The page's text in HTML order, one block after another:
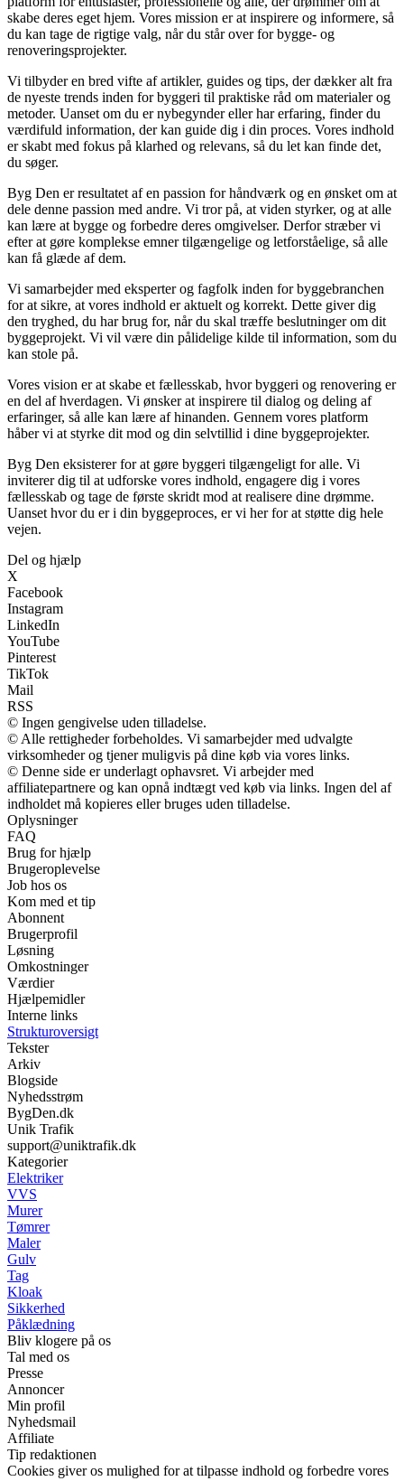
skabe deres eget hjem. Vores mission er at inspirere og informere, så
du kan tage de rigtige valg, når du står over for bygge- og
renoveringsprojekter.
Vi tilbyder en bred vifte af artikler, guides og tips, der dækker alt fra
de nyeste trends inden for byggeri til praktiske råd om materialer og
metoder. Uanset om du er nybegynder eller har erfaring, finder du
værdifuld information, der kan guide dig i din proces. Vores indhold
er skabt med fokus på klarhed og relevans, så du let kan finde det,
du søger.
Byg Den er resultatet af en passion for håndværk og en ønsket om at
dele denne passion med andre. Vi tror på, at viden styrker, og at alle
kan lære at bygge og forbedre deres omgivelser. Derfor stræber vi
efter at gøre komplekse emner tilgængelige og letforståelige, så alle
kan få glæde af dem.
Vi samarbejder med eksperter og fagfolk inden for byggebranchen
for at sikre, at vores indhold er aktuelt og korrekt. Dette giver dig
den tryghed, du har brug for, når du skal træffe beslutninger om dit
byggeprojekt. Vi vil være din pålidelige kilde til information, som du
kan stole på.
Vores vision er at skabe et fællesskab, hvor byggeri og renovering er
en del af hverdagen. Vi ønsker at inspirere til dialog og deling af
erfaringer, så alle kan lære af hinanden. Gennem vores platform
håber vi at styrke dit mod og din selvtillid i dine byggeprojekter.
Byg Den eksisterer for at gøre byggeri tilgængeligt for alle. Vi
inviterer dig til at udforske vores indhold, engagere dig i vores
fællesskab og tage de første skridt mod at realisere dine drømme.
Uanset hvor du er i din byggeproces, er vi her for at støtte dig hele
vejen.
Del og hjælp
X
Facebook
Instagram
LinkedIn
YouTube
Pinterest
TikTok
Mail
RSS
© Ingen gengivelse uden tilladelse.
© Alle rettigheder forbeholdes. Vi samarbejder med udvalgte
virksomheder og tjener muligvis på dine køb via vores links.
© Denne side er underlagt ophavsret. Vi arbejder med
affiliatepartnere og kan opnå indtægt ved køb via links. Ingen del af
indholdet må kopieres eller bruges uden tilladelse.
Oplysninger
FAQ
Brug for hjælp
Brugeroplevelse
Job hos os
Kom med et tip
Abonnent
Brugerprofil
Løsning
Omkostninger
Værdier
Hjælpemidler
Interne links
Strukturoversigt
Tekster
Arkiv
Blogside
Nyhedsstrøm
BygDen.dk
Unik Trafik
support@uniktrafik.dk
Kategorier
Elektriker
VVS
Murer
Tømrer
Maler
Gulv
Tag
Kloak
Sikkerhed
Påklædning
Bliv klogere på os
Tal med os
Presse
Annoncer
Min profil
Nyhedsmail
Affiliate
Tip redaktionen
Cookies giver os mulighed for at tilpasse indhold og forbedre vores